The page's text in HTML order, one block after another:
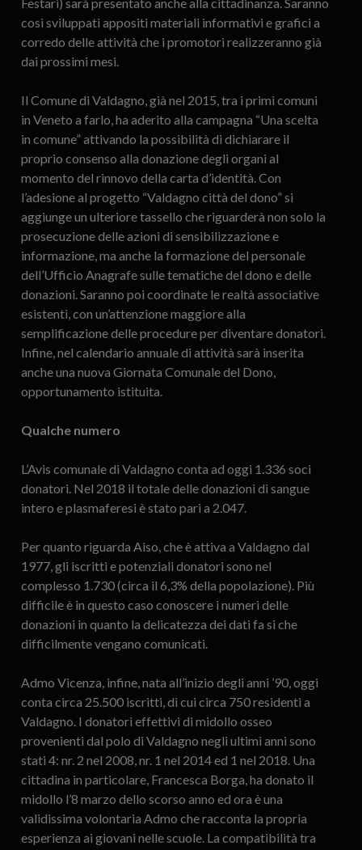
così sviluppati appositi materiali informativi e grafici a
corredo delle attività che i promotori realizzeranno già
dai prossimi mesi.
Il Comune di Valdagno, già nel 2015, tra i primi comuni
in Veneto a farlo, ha aderito alla campagna “Una scelta
in comune” attivando la possibilità di dichiarare il
proprio consenso alla donazione degli organi al
momento del rinnovo della carta d’identità. Con
l’adesione al progetto “Valdagno città del dono” si
aggiunge un ulteriore tassello che riguarderà non solo la
prosecuzione delle azioni di sensibilizzazione e
informazione, ma anche la formazione del personale
dell’Ufficio Anagrafe sulle tematiche del dono e delle
donazioni. Saranno poi coordinate le realtà associative
esistenti, con un’attenzione maggiore alla
semplificazione delle procedure per diventare donatori.
Infine, nel calendario annuale di attività sarà inserita
anche una nuova Giornata Comunale del Dono,
opportunamento istituita.
Qualche numero
L’Avis comunale di Valdagno conta ad oggi 1.336 soci
donatori. Nel 2018 il totale delle donazioni di sangue
intero e plasmaferesi è stato pari a 2.047.
Per quanto riguarda Aiso, che è attiva a Valdagno dal
1977, gli iscritti e potenziali donatori sono nel
complesso 1.730 (circa il 6,3% della popolazione). Più
difficile è in questo caso conoscere i numeri delle
donazioni in quanto la delicatezza dei dati fa si che
difficilmente vengano comunicati.
Admo Vicenza, infine, nata all’inizio degli anni ’90, oggi
conta circa 25.500 iscritti, di cui circa 750 residenti a
Valdagno. I donatori effettivi di midollo osseo
provenienti dal polo di Valdagno negli ultimi anni sono
stati 4: nr. 2 nel 2008, nr. 1 nel 2014 ed 1 nel 2018. Una
cittadina in particolare, Francesca Borga, ha donato il
midollo l’8 marzo dello scorso anno ed ora è una
validissima volontaria Admo che racconta la propria
esperienza ai giovani nelle scuole. La compatibilità tra